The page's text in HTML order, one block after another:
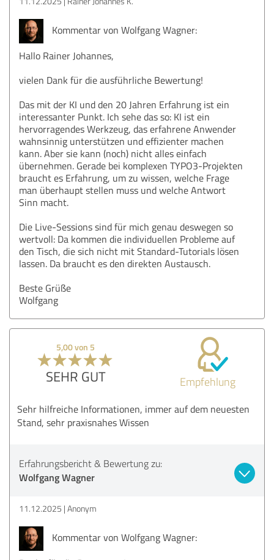
Kommentar von Wolfgang Wagner:
Hallo Rainer Johannes,
vielen Dank für die ausführliche Bewertung!
Das mit der KI und den 20 Jahren Erfahrung ist ein
interessanter Punkt. Ich sehe das so: KI ist ein
hervorragendes Werkzeug, das erfahrene Anwender
wahnsinnig unterstützen und effizienter machen
kann. Aber sie kann (noch) nicht alles einfach
übernehmen. Gerade bei komplexen TYPO3-Projekten
braucht es Erfahrung, um zu wissen, welche Frage
man überhaupt stellen muss und welche Antwort
Sinn macht.
Die Live-Sessions sind für mich genau deswegen so
wertvoll: Da kommen die individuellen Probleme auf
den Tisch, die sich nicht mit Standard-Tutorials lösen
lassen. Da braucht es den direkten Austausch.
Beste Grüße
Wolfgang
5,00 von 5
SEHR GUT Empfehlung
Sehr hilfreiche Informationen, immer auf dem neuesten
Stand, sehr praxisnahes Wissen
Erfahrungsbericht & Bewertung zu:
Wolfgang Wagner
11.12.2025 Anonym
Kommentar von Wolfgang Wagner: